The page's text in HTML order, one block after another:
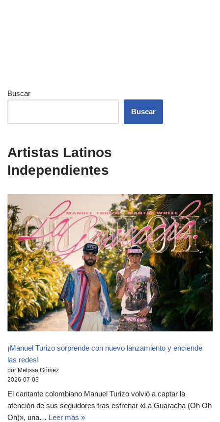
Buscar
Buscar
Artistas Latinos
Independientes
¡Manuel Turizo sorprende con nuevo lanzamiento y enciende
las redes!
por Melissa Gómez
2026-07-03
El cantante colombiano Manuel Turizo volvió a captar la
atención de sus seguidores tras estrenar «La Guaracha (Oh Oh
Oh)», una… Leer más »